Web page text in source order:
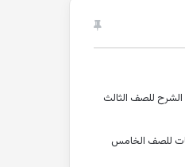
الشرح للصف الثالث
للصف الخامس